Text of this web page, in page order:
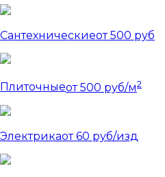
Сантехническиеот 500 руб
Плиточныеот 500 руб/м2
Электрикаот 60 руб/изд